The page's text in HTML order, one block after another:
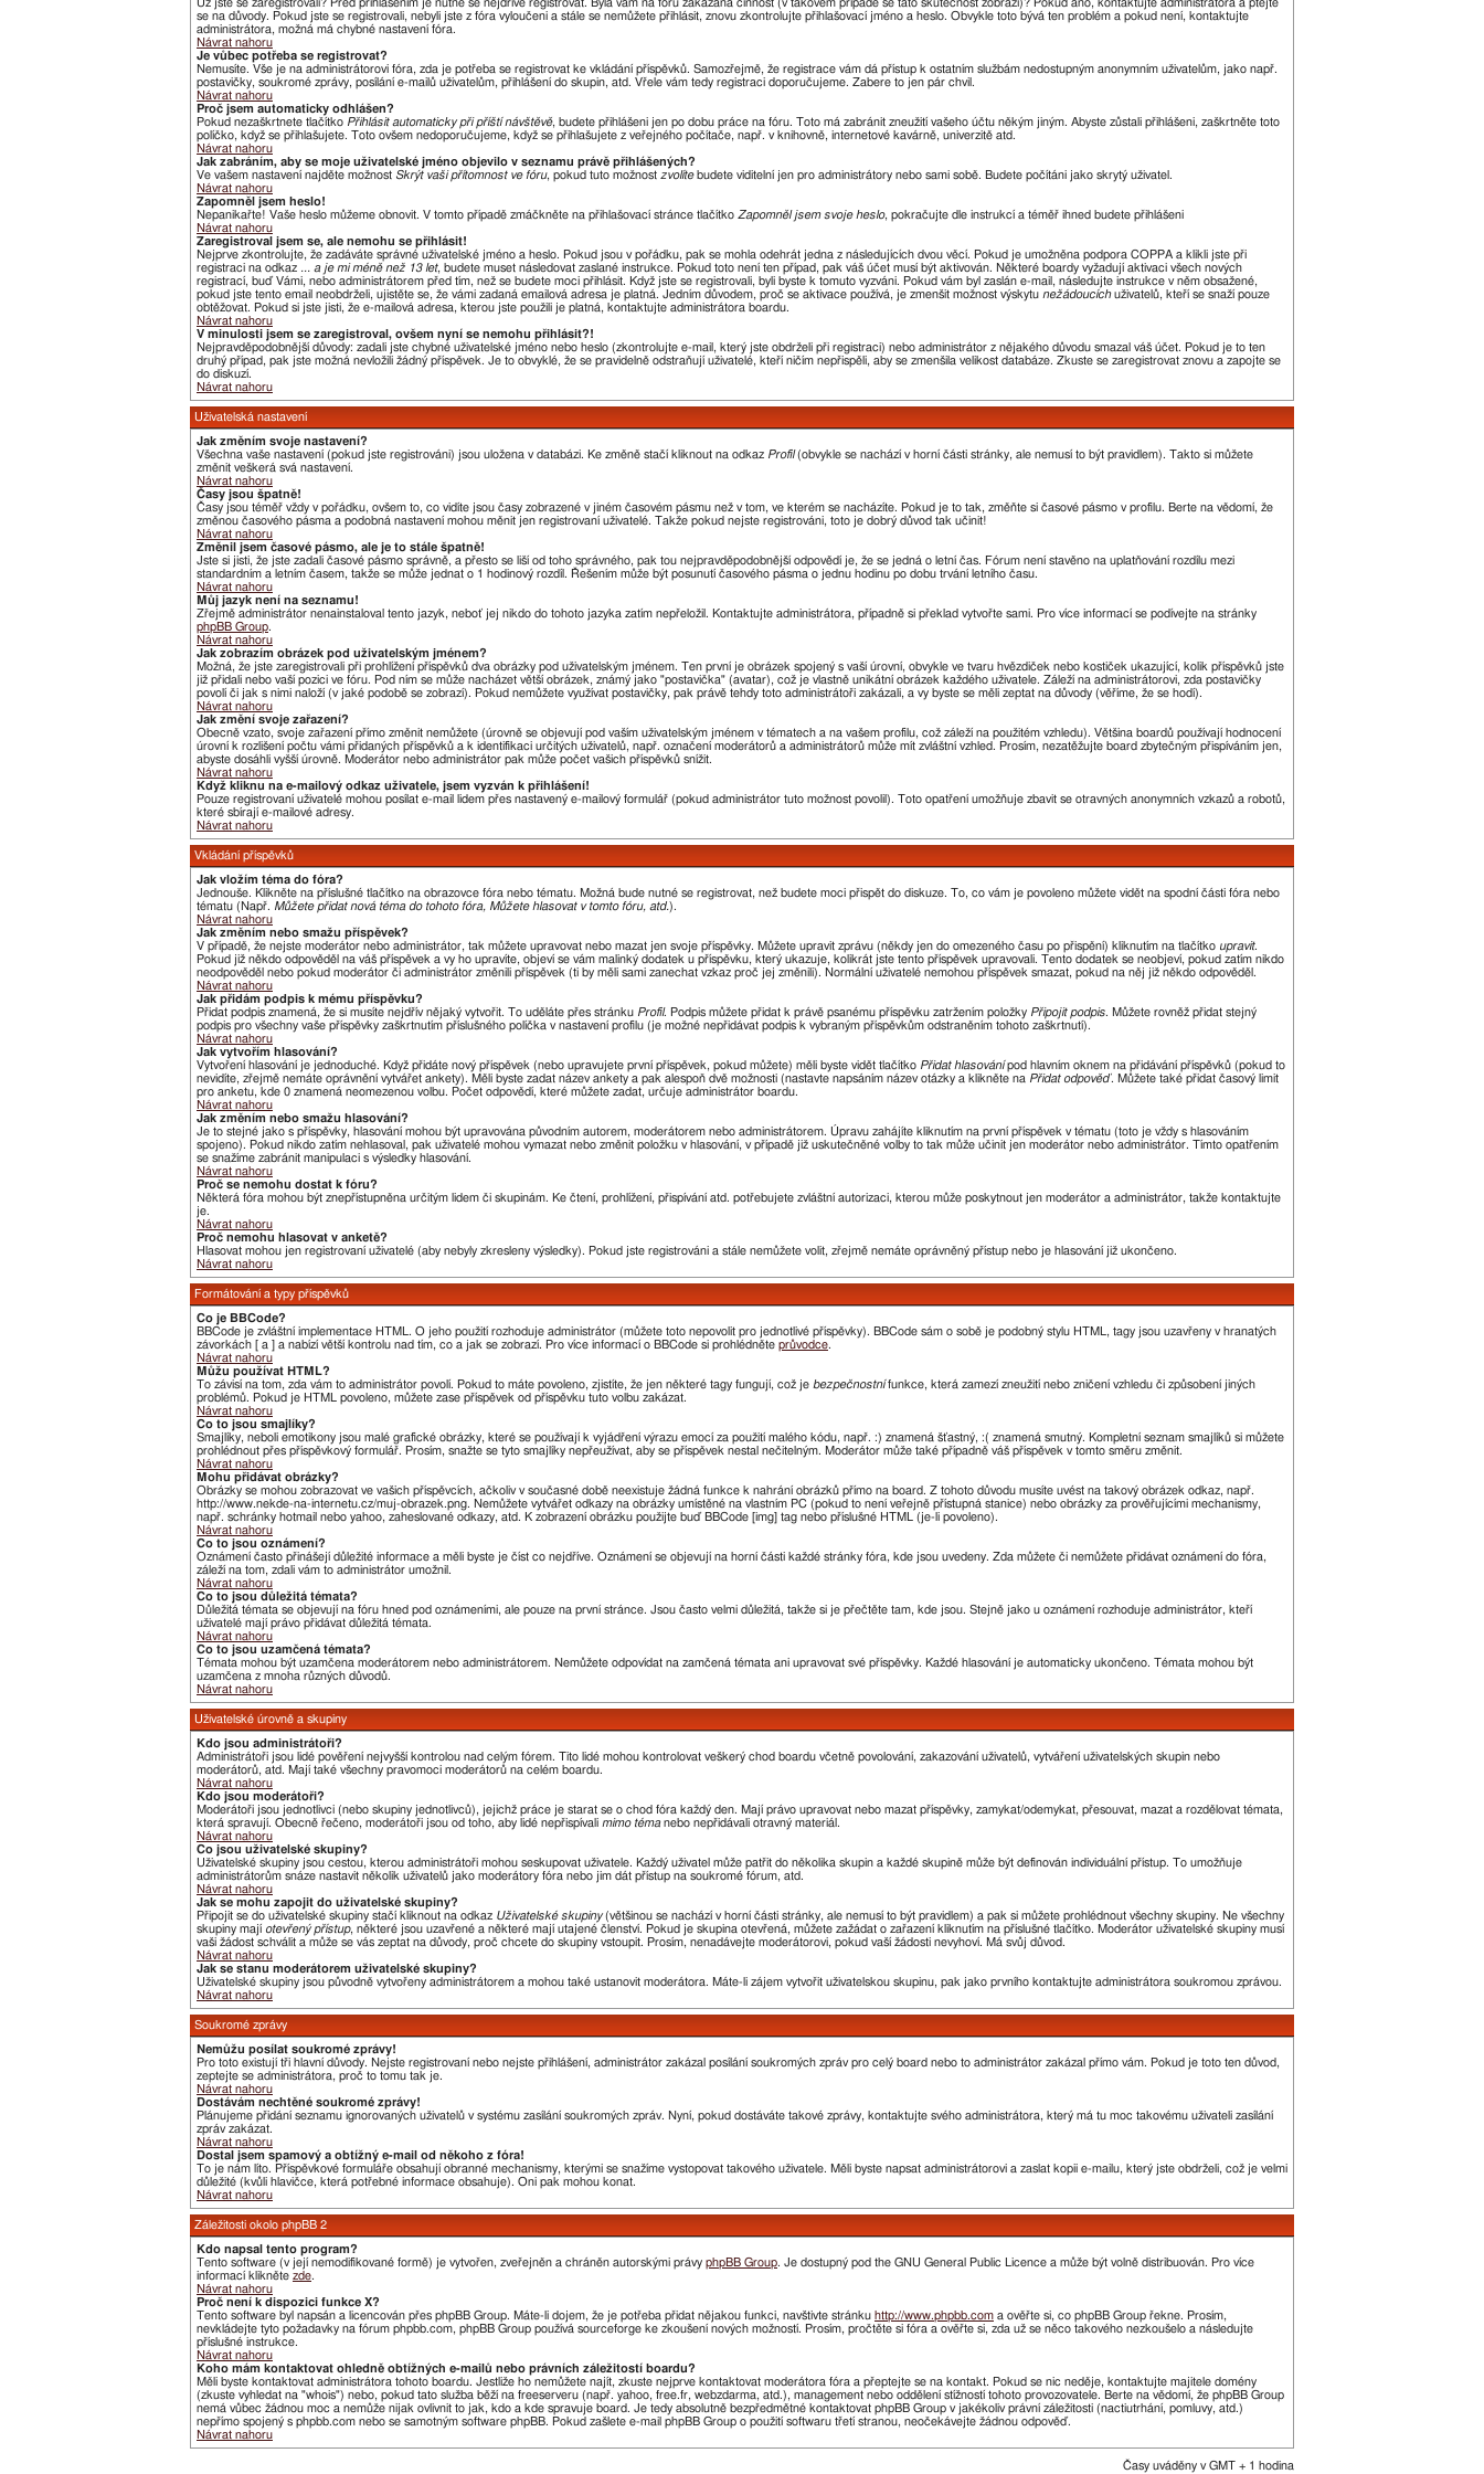
Už jste se zaregistrovali? Před přihlášením je nutné se nejdříve registrovat. Byla vám na fóru zakázána činnost (v takovém případě se tato skutečnost zobrazí)? Pokud ano, kontaktujte administrátora a ptejte
se na důvody. Pokud jste se registrovali, nebyli jste z fóra vyloučeni a stále se nemůžete přihlásit, znovu zkontrolujte přihlašovací jméno a heslo. Obvykle toto bývá ten problém a pokud není, kontaktujte
administrátora, možná má chybné nastavení fóra.
Návrat nahoru
Je vůbec potřeba se registrovat?
Nemusíte. Vše je na administrátorovi fóra, zda je potřeba se registrovat ke vkládání příspěvků. Samozřejmě, že registrace vám dá přístup k ostatním službám nedostupným anonymním uživatelům, jako např.
postavičky, soukromé zprávy, posílání e-mailů uživatelům, přihlášení do skupin, atd. Vřele vám tedy registraci doporučujeme. Zabere to jen pár chvil.
Návrat nahoru
Proč jsem automaticky odhlášen?
Pokud nezaškrtnete tlačítko Přihlásit automaticky při příští návštěvě, budete přihlášeni jen po dobu práce na fóru. Toto má zabránit zneužití vašeho účtu někým jiným. Abyste zůstali přihlášeni, zaškrtněte toto
políčko, když se přihlašujete. Toto ovšem nedoporučujeme, když se přihlašujete z veřejného počítače, např. v knihovně, internetové kavárně, univerzitě atd.
Návrat nahoru
Jak zabráním, aby se moje uživatelské jméno objevilo v seznamu právě přihlášených?
Ve vašem nastavení najděte možnost Skrýt vaši přítomnost ve fóru, pokud tuto možnost zvolítebudete viditelní jen pro administrátory nebo sami sobě. Budete počítáni jako skrytý uživatel.
Návrat nahoru
Zapomněl jsem heslo!
Nepanikařte! Vaše heslo můžeme obnovit. V tomto případě zmáčkněte na přihlašovací stránce tlačítko Zapomněl jsem svoje heslo, pokračujte dle instrukcí a téměř ihned budete přihlášeni
Návrat nahoru
Zaregistroval jsem se, ale nemohu se přihlásit!
Nejprve zkontrolujte, že zadáváte správné uživatelské jméno a heslo. Pokud jsou v pořádku, pak se mohla odehrát jedna z následujících dvou věcí. Pokud je umožněna podpora COPPA a klikli jste při
registraci na odkaz ... a je mi méně než 13 let, budete muset následovat zaslané instrukce. Pokud toto není ten případ, pak váš účet musí být aktivován. Některé boardy vyžadují aktivaci všech nových
registrací, buď Vámi, nebo administrátorem před tím, než se budete moci přihlásit. Když jste se registrovali, byli byste k tomuto vyzváni. Pokud vám byl zaslán e-mail, následujte instrukce v něm obsažené,
pokud jste tento email neobdrželi, ujistěte se, že vámi zadaná emailová adresa je platná. Jedním důvodem, proč se aktivace používá, je zmenšit možnost výskytu nežádoucíchuživatelů, kteří se snaží pouze
obtěžovat. Pokud si jste jisti, že e-mailová adresa, kterou jste použili je platná, kontaktujte administrátora boardu.
Návrat nahoru
V minulosti jsem se zaregistroval, ovšem nyní se nemohu přihlásit?!
Nejpravděpodobnější důvody: zadali jste chybné uživatelské jméno nebo heslo (zkontrolujte e-mail, který jste obdrželi při registraci) nebo administrátor z nějakého důvodu smazal váš účet. Pokud je to ten
druhý případ, pak jste možná nevložili žádný příspěvek. Je to obvyklé, že se pravidelně odstraňují uživatelé, kteří ničím nepřispěli, aby se zmenšila velikost databáze. Zkuste se zaregistrovat znovu a zapojte se
do diskuzí.
Návrat nahoru
Uživatelská nastavení
Jak změním svoje nastavení?
Všechna vaše nastavení (pokud jste registrováni) jsou uložena v databázi. Ke změně stačí kliknout na odkaz Profil(obvykle se nachází v horní části stránky, ale nemusí to být pravidlem). Takto si můžete
změnit veškerá svá nastavení.
Návrat nahoru
Časy jsou špatně!
Časy jsou téměř vždy v pořádku, ovšem to, co vidíte jsou časy zobrazené v jiném časovém pásmu než v tom, ve kterém se nacházíte. Pokud je to tak, změňte si časové pásmo v profilu. Berte na vědomí, že
změnou časového pásma a podobná nastavení mohou měnit jen registrovaní uživatelé. Takže pokud nejste registrováni, toto je dobrý důvod tak učinit!
Návrat nahoru
Změnil jsem časové pásmo, ale je to stále špatně!
Jste si jisti, že jste zadali časové pásmo správně, a přesto se liší od toho správného, pak tou nejpravděpodobnější odpovědí je, že se jedná o letní čas. Fórum není stavěno na uplatňování rozdílu mezi
standardním a letním časem, takže se může jednat o 1 hodinový rozdíl. Řešením může být posunutí časového pásma o jednu hodinu po dobu trvání letního času.
Návrat nahoru
Můj jazyk není na seznamu!
Zřejmě administrátor nenainstaloval tento jazyk, neboť jej nikdo do tohoto jazyka zatím nepřeložil. Kontaktujte administrátora, případně si překlad vytvořte sami. Pro více informací se podívejte na stránky
phpBB Group.
Návrat nahoru
Jak zobrazím obrázek pod uživatelským jménem?
Možná, že jste zaregistrovali při prohlížení příspěvků dva obrázky pod uživatelským jménem. Ten první je obrázek spojený s vaší úrovní, obvykle ve tvaru hvězdiček nebo kostiček ukazující, kolik příspěvků jste
již přidali nebo vaší pozici ve fóru. Pod ním se může nacházet větší obrázek, známý jako "postavička" (avatar), což je vlastně unikátní obrázek každého uživatele. Záleží na administrátorovi, zda postavičky
povolí či jak s nimi naloží (v jaké podobě se zobrazí). Pokud nemůžete využívat postavičky, pak právě tehdy toto administrátoři zakázali, a vy byste se měli zeptat na důvody (věříme, že se hodí).
Návrat nahoru
Jak změní svoje zařazení?
Obecně vzato, svoje zařazení přímo změnit nemůžete (úrovně se objevují pod vaším uživatelským jménem v tématech a na vašem profilu, což záleží na použitém vzhledu). Většina boardů používají hodnocení
úrovní k rozlišení počtu vámi přidaných příspěvků a k identifikaci určitých uživatelů, např. označení moderátorů a administrátorů může mít zvláštní vzhled. Prosím, nezatěžujte board zbytečným přispíváním jen,
abyste dosáhli vyšší úrovně. Moderátor nebo administrátor pak může počet vašich příspěvků snížit.
Návrat nahoru
Když kliknu na e-mailový odkaz uživatele, jsem vyzván k přihlášení!
Pouze registrovaní uživatelé mohou posílat e-mail lidem přes nastavený e-mailový formulář (pokud administrátor tuto možnost povolil). Toto opatření umožňuje zbavit se otravných anonymních vzkazů a robotů,
které sbírají e-mailové adresy.
Návrat nahoru
Vkládání příspěvků
Jak vložím téma do fóra?
Jednouše. Klikněte na příslušné tlačítko na obrazovce fóra nebo tématu. Možná bude nutné se registrovat, než budete moci přispět do diskuze. To, co vám je povoleno můžete vidět na spodní části fóra nebo
tématu (Např. Můžete přidat nová téma do tohoto fóra, Můžete hlasovat v tomto fóru, atd.).
Návrat nahoru
Jak změním nebo smažu příspěvek?
V případě, že nejste moderátor nebo administrátor, tak můžete upravovat nebo mazat jen svoje příspěvky. Můžete upravit zprávu (někdy jen do omezeného času po přispění) kliknutím na tlačítko upravit.
Pokud již někdo odpověděl na váš příspěvek a vy ho upravíte, objeví se vám malinký dodatek u příspěvku, který ukazuje, kolikrát jste tento příspěvek upravovali. Tento dodatek se neobjeví, pokud zatím nikdo
neodpověděl nebo pokud moderátor či administrátor změnili příspěvek (ti by měli sami zanechat vzkaz proč jej změnili). Normální uživatelé nemohou příspěvek smazat, pokud na něj již někdo odpověděl.
Návrat nahoru
Jak přidám podpis k mému příspěvku?
Přidat podpis znamená, že si musíte nejdřív nějaký vytvořit. To uděláte přes stránku Profil. Podpis můžete přidat k právě psanému příspěvku zatržením položky Připojit podpis. Můžete rovněž přidat stejný
podpis pro všechny vaše příspěvky zaškrtnutím příslušného políčka v nastavení profilu (je možné nepřidávat podpis k vybraným příspěvkům odstraněním tohoto zaškrtnutí).
Návrat nahoru
Jak vytvořím hlasování?
Vytvoření hlasování je jednoduché. Když přidáte nový příspěvek (nebo upravujete první příspěvek, pokud můžete) měli byste vidět tlačítko Přidat hlasovánípod hlavním oknem na přidávání příspěvků (pokud to
nevidíte, zřejmě nemáte oprávnění vytvářet ankety). Měli byste zadat název ankety a pak alespoň dvě možnosti (nastavte napsáním název otázky a klikněte na Přidat odpověď. Můžete také přidat časový limit
pro anketu, kde 0 znamená neomezenou volbu. Počet odpovědí, které můžete zadat, určuje administrátor boardu.
Návrat nahoru
Jak změním nebo smažu hlasování?
Je to stejné jako s příspěvky, hlasování mohou být upravována původním autorem, moderátorem nebo administrátorem. Úpravu zahájíte kliknutím na první příspěvek v tématu (toto je vždy s hlasováním
spojeno). Pokud nikdo zatím nehlasoval, pak uživatelé mohou vymazat nebo změnit položku v hlasování, v případě již uskutečněné volby to tak může učinit jen moderátor nebo administrátor. Tímto opatřením
se snažíme zabránit manipulaci s výsledky hlasování.
Návrat nahoru
Proč se nemohu dostat k fóru?
Některá fóra mohou být znepřístupněna určitým lidem či skupinám. Ke čtení, prohlížení, přispívání atd. potřebujete zvláštní autorizaci, kterou může poskytnout jen moderátor a administrátor, takže kontaktujte
je.
Návrat nahoru
Proč nemohu hlasovat v anketě?
Hlasovat mohou jen registrovaní uživatelé (aby nebyly zkresleny výsledky). Pokud jste registrováni a stále nemůžete volit, zřejmě nemáte oprávněný přístup nebo je hlasování již ukončeno.
Návrat nahoru
Formátování a typy příspěvků
Co je BBCode?
BBCode je zvláštní implementace HTML. O jeho použití rozhoduje administrátor (můžete toto nepovolit pro jednotlivé příspěvky). BBCode sám o sobě je podobný stylu HTML, tagy jsou uzavřeny v hranatých
závorkách [ a ] a nabízí větší kontrolu nad tím, co a jak se zobrazí. Pro více informací o BBCode si prohlédněte průvodce.
Návrat nahoru
Můžu používat HTML?
To závisí na tom, zda vám to administrátor povolí. Pokud to máte povoleno, zjistíte, že jen některé tagy fungují, což je bezpečnostnífunkce, která zamezí zneužití nebo zničení vzhledu či způsobení jiných
problémů. Pokud je HTML povoleno, můžete zase příspěvek od příspěvku tuto volbu zakázat.
Návrat nahoru
Co to jsou smajlíky?
Smajlíky, neboli emotikony jsou malé grafické obrázky, které se používají k vyjádření výrazu emocí za použití malého kódu, např. :) znamená šťastný, :( znamená smutný. Kompletní seznam smajlíků si můžete
prohlédnout přes příspěvkový formulář. Prosím, snažte se tyto smajlíky nepřeužívat, aby se příspěvek nestal nečitelným. Moderátor může také případně váš příspěvek v tomto směru změnit.
Návrat nahoru
Mohu přidávat obrázky?
Obrázky se mohou zobrazovat ve vašich příspěvcích, ačkoliv v současné době neexistuje žádná funkce k nahrání obrázků přímo na board. Z tohoto důvodu musíte uvést na takový obrázek odkaz, např.
http://www.nekde-na-internetu.cz/muj-obrazek.png. Nemůžete vytvářet odkazy na obrázky umístěné na vlastním PC (pokud to není veřejně přístupná stanice) nebo obrázky za prověřujícími mechanismy,
např. schránky hotmail nebo yahoo, zaheslované odkazy, atd. K zobrazení obrázku použijte buď BBCode [img] tag nebo příslušné HTML (je-li povoleno).
Návrat nahoru
Co to jsou oznámení?
Oznámení často přinášejí důležité informace a měli byste je číst co nejdříve. Oznámení se objevují na horní části každé stránky fóra, kde jsou uvedeny. Zda můžete či nemůžete přidávat oznámení do fóra,
záleží na tom, zdali vám to administrátor umožnil.
Návrat nahoru
Co to jsou důležitá témata?
Důležitá témata se objevují na fóru hned pod oznámeními, ale pouze na první stránce. Jsou často velmi důležitá, takže si je přečtěte tam, kde jsou. Stejně jako u oznámení rozhoduje administrátor, kteří
uživatelé mají právo přidávat důležitá témata.
Návrat nahoru
Co to jsou uzamčená témata?
Témata mohou být uzamčena moderátorem nebo administrátorem. Nemůžete odpovídat na zamčená témata ani upravovat své příspěvky. Každé hlasování je automaticky ukončeno. Témata mohou být
uzamčena z mnoha různých důvodů.
Návrat nahoru
Uživatelské úrovně a skupiny
Kdo jsou administrátoři?
Administrátoři jsou lidé pověření nejvyšší kontrolou nad celým fórem. Tito lidé mohou kontrolovat veškerý chod boardu včetně povolování, zakazování uživatelů, vytváření uživatelských skupin nebo
moderátorů, atd. Mají také všechny pravomoci moderátorů na celém boardu.
Návrat nahoru
Kdo jsou moderátoři?
Moderátoři jsou jednotlivci (nebo skupiny jednotlivců), jejichž práce je starat se o chod fóra každý den. Mají právo upravovat nebo mazat příspěvky, zamykat/odemykat, přesouvat, mazat a rozdělovat témata,
která spravují. Obecně řečeno, moderátoři jsou od toho, aby lidé nepřispívali mimo témanebo nepřidávali otravný materiál.
Návrat nahoru
Co jsou uživatelské skupiny?
Uživatelské skupiny jsou cestou, kterou administrátoři mohou seskupovat uživatele. Každý uživatel může patřit do několika skupin a každé skupině může být definován individuální přístup. To umožňuje
administrátorům snáze nastavit několik uživatelů jako moderátory fóra nebo jim dát přístup na soukromé fórum, atd.
Návrat nahoru
Jak se mohu zapojit do uživatelské skupiny?
Připojit se do uživatelské skupiny stačí kliknout na odkaz Uživatelské skupiny(většinou se nachází v horní části stránky, ale nemusí to být pravidlem) a pak si můžete prohlédnout všechny skupiny. Ne všechny
skupiny mají otevřený přístup, některé jsou uzavřené a některé mají utajené členství. Pokud je skupina otevřená, můžete zažádat o zařazení kliknutím na příslušné tlačítko. Moderátor uživatelské skupiny musí
vaši žádost schválit a může se vás zeptat na důvody, proč chcete do skupiny vstoupit. Prosím, nenadávejte moderátorovi, pokud vaší žádosti nevyhoví. Má svůj důvod.
Návrat nahoru
Jak se stanu moderátorem uživatelské skupiny?
Uživatelské skupiny jsou původně vytvořeny administrátorem a mohou také ustanovit moderátora. Máte-li zájem vytvořit uživatelskou skupinu, pak jako prvního kontaktujte administrátora soukromou zprávou.
Návrat nahoru
Soukromé zprávy
Nemůžu posílat soukromé zprávy!
Pro toto existují tři hlavní důvody. Nejste registrovaní nebo nejste přihlášení, administrátor zakázal posílání soukromých zpráv pro celý board nebo to administrátor zakázal přímo vám. Pokud je toto ten důvod,
zeptejte se administrátora, proč to tomu tak je.
Návrat nahoru
Dostávám nechtěné soukromé zprávy!
Plánujeme přidání seznamu ignorovaných uživatelů v systému zasílání soukromých zpráv. Nyní, pokud dostáváte takové zprávy, kontaktujte svého administrátora, který má tu moc takovému uživateli zasílání
zpráv zakázat.
Návrat nahoru
Dostal jsem spamový a obtížný e-mail od někoho z fóra!
To je nám líto. Příspěvkové formuláře obsahují obranné mechanismy, kterými se snažíme vystopovat takového uživatele. Měli byste napsat administrátorovi a zaslat kopii e-mailu, který jste obdrželi, což je velmi
důležité (kvůli hlavičce, která potřebné informace obsahuje). Oni pak mohou konat.
Návrat nahoru
Záležitosti okolo phpBB 2
Kdo napsal tento program?
Tento software (v její nemodifikované formě) je vytvořen, zveřejněn a chráněn autorskými právy phpBB Group. Je dostupný pod the GNU General Public Licence a může být volně distribuován. Pro více
informací klikněte zde.
Návrat nahoru
Proč není k dispozici funkce X?
Tento software byl napsán a licencován přes phpBB Group. Máte-li dojem, že je potřeba přidat nějakou funkci, navštivte stránku http://www.phpbb.com a ověřte si, co phpBB Group řekne. Prosím,
nevkládejte tyto požadavky na fórum phpbb.com, phpBB Group používá sourceforge ke zkoušení nových možností. Prosím, pročtěte si fóra a ověřte si, zda už se něco takového nezkoušelo a následujte
příslušné instrukce.
Návrat nahoru
Koho mám kontaktovat ohledně obtížných e-mailů nebo právních záležitostí boardu?
Měli byste kontaktovat administrátora tohoto boardu. Jestliže ho nemůžete najít, zkuste nejprve kontaktovat moderátora fóra a přeptejte se na kontakt. Pokud se nic neděje, kontaktujte majitele domény
(zkuste vyhledat na "whois") nebo, pokud tato služba běží na freeserveru (např. yahoo, free.fr, webzdarma, atd.), management nebo oddělení stížností tohoto provozovatele. Berte na vědomí, že phpBB Group
nemá vůbec žádnou moc a nemůže nijak ovlivnit to jak, kdo a kde spravuje board. Je tedy absolutně bezpředmětné kontaktovat phpBB Group v jakékoliv právní záležitosti (nactiutrhání, pomluvy, atd.)
nepřímo spojený s phpbb.com nebo se samotným software phpBB. Pokud zašlete e-mail phpBB Group o použití softwaru třetí stranou, neočekávejte žádnou odpověď.
Návrat nahoru
Časy uváděny v GMT + 1 hodina